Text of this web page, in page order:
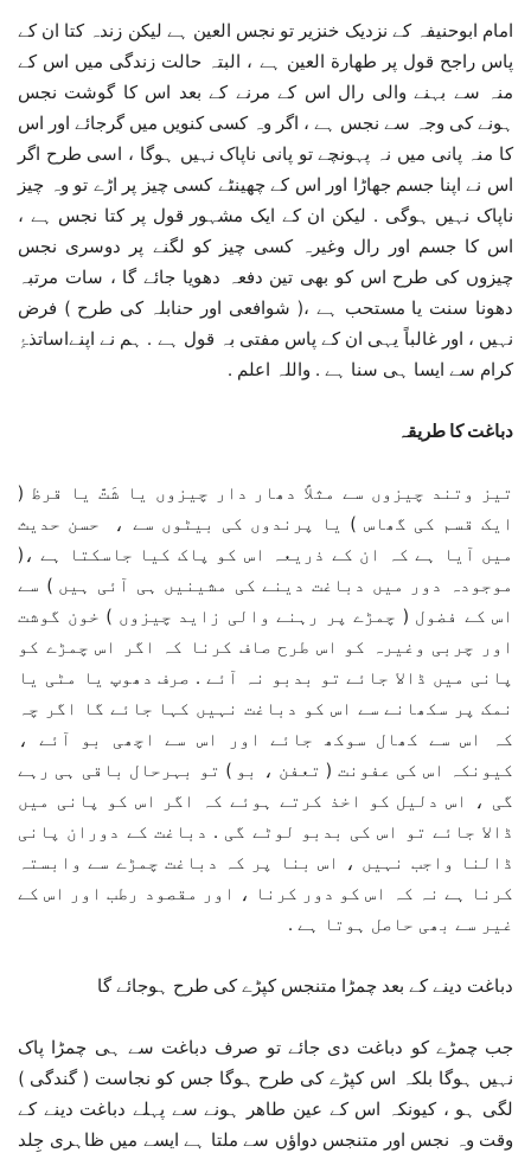
امام ابوحنیفہ کے نزدیک خنزیر تو نجس العین ہے لیکن زندہ کتا ان کے
پاس راجح قول پر طھارة العین ہے ، البتہ حالت زندگی میں اس کے
منہ سے بہنے والی رال اس کے مرنے کے بعد اس کا گوشت نجس
ہونے کی وجہ سے نجس ہے ، اگر وہ کسی کنویں میں گرجائے اور اس
کا منہ پانی میں نہ پہونچے تو پانی ناپاک نہیں ہوگا ، اسی طرح اگر
اس نے اپنا جسم جھاڑا اور اس کے چھینٹے کسی چیز پر اڑے تو وہ چیز
ناپاک نہیں ہوگی . لیکن ان کے ایک مشہور قول پر کتا نجس ہے ،
اس کا جسم اور رال وغیرہ کسی چیز کو لگنے پر دوسری نجس
چیزوں کی طرح اس کو بھی تین دفعہ دھویا جائے گا ، سات مرتبہ
دھونا سنت یا مستحب ہے ،( شوافعی اور حنابلہ کی طرح ) فرض
نہیں ، اور غالباً یہی ان کے پاس مفتی بہ قول ہے . ہم نے اپنےاساتذۂِ
کرام سے ایسا ہی سنا ہے . واللہ اعلم .
دباغت کا طریقہ
تیز وتند چیزوں سے مثلاً دھار دار چیزوں یا شَتّْ یا قرظ (
ایک قسم کی گھاس ) یا پرندوں کی بیٹوں سے ، حسن حدیث
میں آیا ہے کہ ان کے ذریعہ اس کو پاک کیا جاسکتا ہے ،(
موجودہ دور میں دباغت دینے کی مشینیں ہی آئی ہیں ) سے
اس کے فضول ( چمڑے پر رہنے والی زاید چیزوں ) خون گوشت
اور چربی وغیرہ کو اس طرح صاف کرنا کہ اگر اس چمڑے کو
پانی میں ڈالا جائے تو بدبو نہ آئے . صرف دھوپ یا مٹی یا
نمک پر سکھانے سے اس کو دباغت نہیں کہا جائے گا اگر چہ
کہ اس سے کھال سوکھ جائے اور اس سے اچھی بو آئے ،
کیونکہ اس کی عفونت ( تعفن ، بو ) تو بہرحال باقی ہی رہے
گی ، اس دلیل کو اخذ کرتے ہوئے کہ اگر اس کو پانی میں
ڈالا جائے تو اس کی بدبو لوٹے گی . دباغت کے دوران پانی
ڈالنا واجب نہیں ، اس بنا پر کہ دباغت چمڑے سے وابستہ
کرنا ہے نہ کہ اس کو دور کرنا ، اور مقصود رطب اور اس کے
غیر سے بھی حاصل ہوتا ہے .
دباغت دینے کے بعد چمڑا متنجس کپڑے کی طرح ہوجائے گا
جب چمڑے کو دباغت دی جائے تو صرف دباغت سے ہی چمڑا پاک
نہیں ہوگا بلکہ اس کپڑے کی طرح ہوگا جس کو نجاست ( گندگی )
لگی ہو ، کیونکہ اس کے عین طاھر ہونے سے پہلے دباغت دینے کے
وقت وہ نجس اور متنجس دواؤں سے ملتا ہے ایسے میں ظاہری جِلد